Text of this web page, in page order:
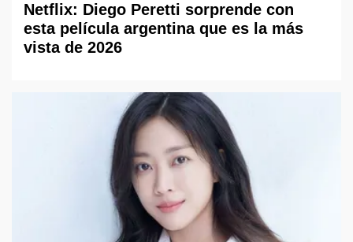
Netflix: Diego Peretti sorprende con
esta película argentina que es la más
vista de 2026